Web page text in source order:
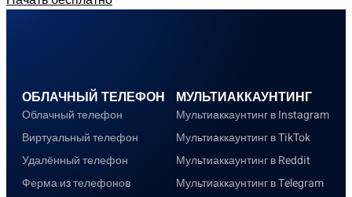
ОБЛАЧНЫЙ ТЕЛЕФОН
Облачный телефон
Виртуальный телефон
Удалённый телефон
Ферма из телефонов
МУЛЬТИАККАУНТИНГ
Мультиаккаунтинг в Instagram
Мультиаккаунтинг в TikTok
Мультиаккаунтинг в Reddit
Мультиаккаунтинг в Telegram